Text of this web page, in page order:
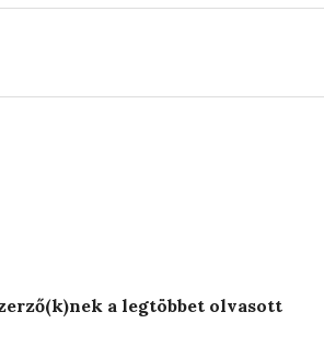
a legtöbbet olvasott